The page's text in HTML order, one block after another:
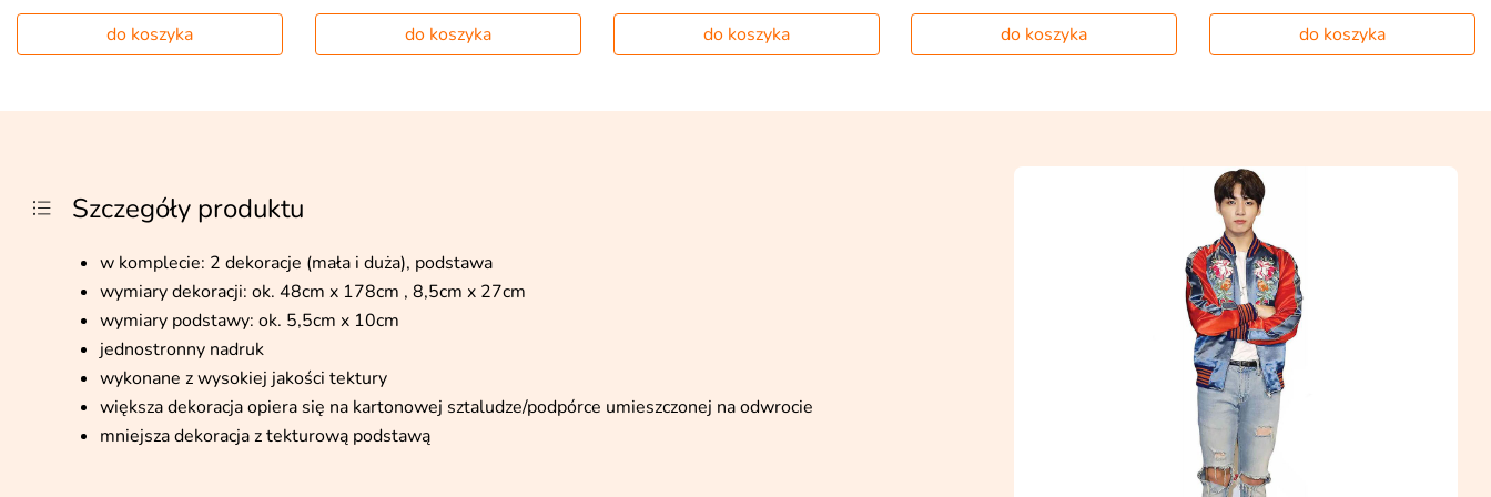
do koszyka do koszyka do koszyka do koszyka do koszyka
Szczegóły produktu
w komplecie: 2 dekoracje (mała i duża), podstawa
wymiary dekoracji: ok. 48cm x 178cm , 8,5cm x 27cm
wymiary podstawy: ok. 5,5cm x 10cm
jednostronny nadruk
wykonane z wysokiej jakości tektury
większa dekoracja opiera się na kartonowej sztaludze/podpórce umieszczonej na odwrocie
mniejsza dekoracja z tekturową podstawą